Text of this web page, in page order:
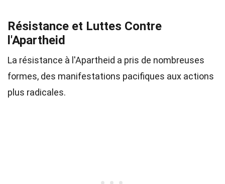
Résistance et Luttes Contre
l'Apartheid
La résistance à l'Apartheid a pris de nombreuses
formes, des manifestations pacifiques aux actions
plus radicales.